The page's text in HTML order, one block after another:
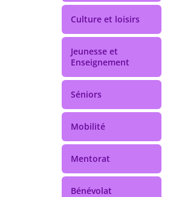
Culture et loisirs
Jeunesse et
Enseignement
Séniors
Mobilité
Mentorat
Bénévolat